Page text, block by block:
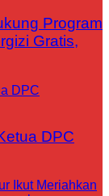
Program
Gratis,
DPC